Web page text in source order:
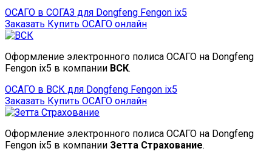
ОСАГО в СОГАЗ для Dongfeng Fengon ix5
Заказать Купить ОСАГО онлайн
Оформление электронного полиса ОСАГО на Dongfeng
Fengon ix5 в компании ВСК.
ОСАГО в ВСК для Dongfeng Fengon ix5
Заказать Купить ОСАГО онлайн
Оформление электронного полиса ОСАГО на Dongfeng
Fengon ix5 в компании Зетта Страхование.